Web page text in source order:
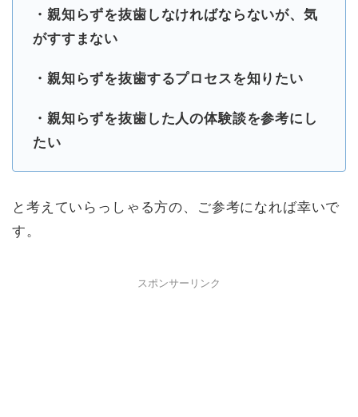
・親知らずを抜歯しなければならないが、気
がすすまない
・親知らずを抜歯するプロセスを知りたい
・親知らずを抜歯した人の体験談を参考にし
たい
と考えていらっしゃる方の、ご参考になれば幸いで
す。
スポンサーリンク